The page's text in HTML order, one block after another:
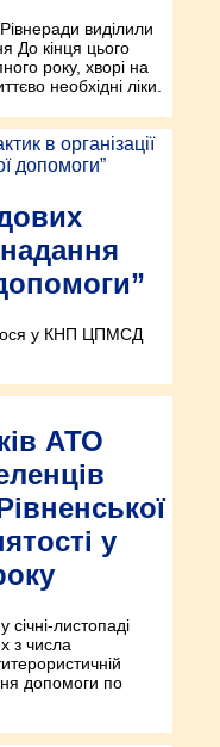
виділили
До кінця цього
року, хворі на
необхідні ліки.
надання
у КНП ЦПМСД
АТО
у
листопаді
з числа
допомоги по